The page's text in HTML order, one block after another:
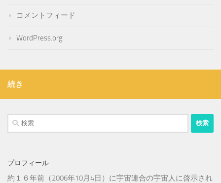
コメントフィード
WordPress.org
続き
検
索:
プロフィール
約１６年前（2006年10月4日）に宇宙連合の宇宙人に啓示され